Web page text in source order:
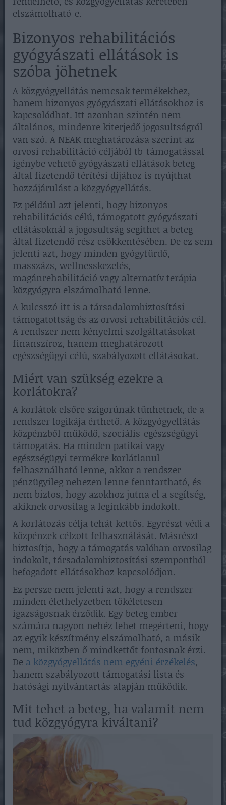
elszámolható-e.
Bizonyos rehabilitációs
gyógyászati ellátások is
szóba jöhetnek
A közgyógyellátás nemcsak termékekhez,
hanem bizonyos gyógyászati ellátásokhoz is
kapcsolódhat. Itt azonban szintén nem
általános, mindenre kiterjedő jogosultságról
van szó. A NEAK meghatározása szerint az
orvosi rehabilitáció céljából tb-támogatással
igénybe vehető gyógyászati ellátások beteg
által fizetendő térítési díjához is nyújthat
hozzájárulást a közgyógyellátás.
Ez például azt jelenti, hogy bizonyos
rehabilitációs célú, támogatott gyógyászati
ellátásoknál a jogosultság segíthet a beteg
által fizetendő rész csökkentésében. De ez sem
jelenti azt, hogy minden gyógyfürdő,
masszázs, wellnesskezelés,
magánrehabilitáció vagy alternatív terápia
közgyógyra elszámolható lenne.
A kulcsszó itt is a társadalombiztosítási
támogatottság és az orvosi rehabilitációs cél.
A rendszer nem kényelmi szolgáltatásokat
finanszíroz, hanem meghatározott
egészségügyi célú, szabályozott ellátásokat.
Miért van szükség ezekre a
korlátokra?
A korlátok elsőre szigorúnak tűnhetnek, de a
rendszer logikája érthető. A közgyógyellátás
közpénzből működő, szociális-egészségügyi
támogatás. Ha minden patikai vagy
egészségügyi termékre korlátlanul
felhasználható lenne, akkor a rendszer
pénzügyileg nehezen lenne fenntartható, és
nem biztos, hogy azokhoz jutna el a segítség,
akiknek orvosilag a leginkább indokolt.
A korlátozás célja tehát kettős. Egyrészt védi a
közpénzek célzott felhasználását. Másrészt
biztosítja, hogy a támogatás valóban orvosilag
indokolt, társadalombiztosítási szempontból
befogadott ellátásokhoz kapcsolódjon.
Ez persze nem jelenti azt, hogy a rendszer
minden élethelyzetben tökéletesen
igazságosnak érződik. Egy beteg ember
számára nagyon nehéz lehet megérteni, hogy
az egyik készítmény elszámolható, a másik
nem, miközben ő mindkettőt fontosnak érzi.
De a közgyógyellátás nem egyéni érzékelés,
hanem szabályozott támogatási lista és
hatósági nyilvántartás alapján működik.
Mit tehet a beteg, ha valamit nem
tud közgyógyra kiváltani?